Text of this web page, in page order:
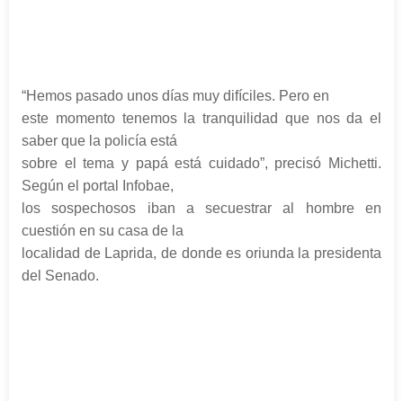
“Hemos pasado unos días muy difíciles. Pero en
este momento tenemos la tranquilidad que nos da el
saber que la policía está
sobre el tema y papá está cuidado”, precisó Michetti.
Según el portal Infobae,
los sospechosos iban a secuestrar al hombre en
cuestión en su casa de la
localidad de Laprida, de donde es oriunda la presidenta
del Senado.